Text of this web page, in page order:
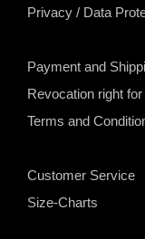
Privacy / Data
Payment and
Revocation right
Terms and
Customer Service
Size-Charts